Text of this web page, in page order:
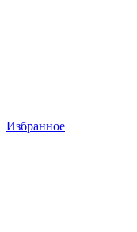
Избранное